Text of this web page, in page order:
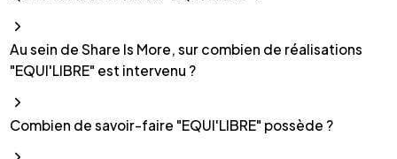
Au sein de Share Is More, sur combien de réalisations
"EQUI'LIBRE" est intervenu ?
Combien de savoir-faire "EQUI'LIBRE" possède ?